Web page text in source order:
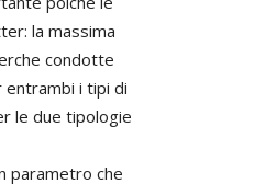
la massima
condotte
i tipi di
le due tipologie
parametro che